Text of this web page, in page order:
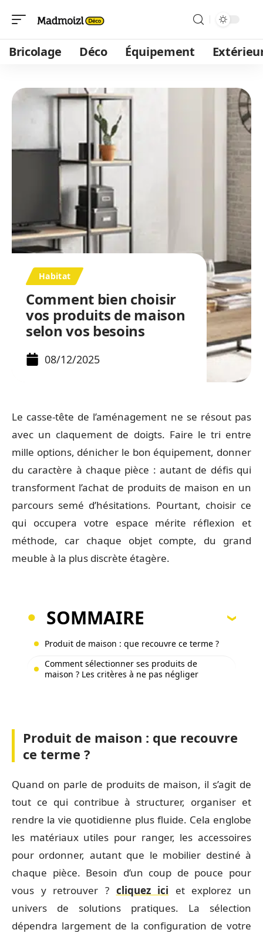
Bricolage Déco Équipement
Habitat
Comment bien choisir
vos produits de maison
selon vos besoins
08/12/2025
Le casse-tête de l’aménagement ne se résout pas
avec un claquement de doigts. Faire le tri entre
mille options, dénicher le bon équipement, donner
du caractère à chaque pièce : autant de défis qui
transforment l’achat de produits de maison en un
parcours semé d’hésitations. Pourtant, choisir ce
qui occupera votre espace mérite réflexion et
méthode, car chaque objet compte, du grand
meuble à la plus discrète étagère.
SOMMAIRE
Produit de maison : que recouvre ce terme ?
Comment sélectionner ses produits de
maison ? Les critères à ne pas négliger
Produit de maison : que recouvre
ce terme ?
Quand on parle de produits de maison, il s’agit de
tout ce qui contribue à structurer, organiser et
rendre la vie quotidienne plus fluide. Cela englobe
les matériaux utiles pour ranger, les accessoires
pour ordonner, autant que le mobilier destiné à
chaque pièce. Besoin d’un coup de pouce pour
vous y retrouver ? cliquez ici et explorez un
univers de solutions pratiques. La sélection
dépendra largement de la configuration de votre